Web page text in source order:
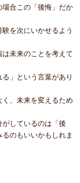
合この「後悔」だか
を次にいかせるよう
未来のことを考えて
る」という言葉があり
、未来を変えるため
しているのは「後
のもいいかもしれま